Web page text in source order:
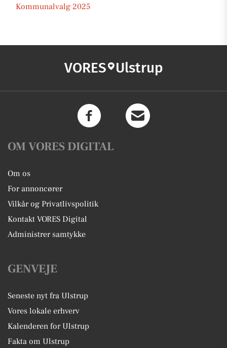
Kommunalvalg 2025
VORES Ulstrup
OM VORES DIGITAL
Om os
For annoncører
Vilkår og Privatlivspolitik
Kontakt VORES Digital
Administrer samtykke
GENVEJE
Seneste nyt fra Ulstrup
Vores lokale erhverv
Kalenderen for Ulstrup
Fakta om Ulstrup